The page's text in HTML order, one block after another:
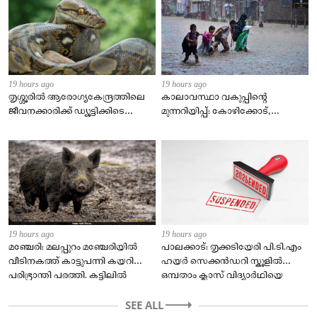
1 year ago
#sports :ദിസ് ടൈം ഫോര്‍ ആഫ്രിക്ക ! ലോക ടെസ്റ്റ്
ചാമ്പ്യൻഷിപ്പ് കിരീടം ദക്ഷിണാഫ്രിക്കയ്ക്ക്.
19 hours ago
തൃശ്ശൂരിൽ ആരോഗ്യകേന്ദ്രത്തിലെ
ജീവനക്കാരിക്ക് ഡ്യൂട്ടിക്കിടെ
19 hours ago
കാലാവസ്ഥാ വകുപ്പിന്റെ
മുന്നറിയിപ്പ്: കോഴിക്കോട്,
ജില്ലകളിൽ റെഡ് അലർട്ട്
19 hours ago
മഞ്ചേരി: മലപ്പുറം മഞ്ചേരിയിൽ
വീടിനകത്ത് കാട്ടുപന്നി കയറി
പരിഭ്രാന്തി പരത്തി. കട്ടിലിൽ
വയസ്സുകാരിയായ പിഞ്ചുകുഞ്ഞ്
19 hours ago
പാലക്കാട്: തൃക്കടിയേരി പി.ടി.എം
ഹയർ സെക്കൻഡറി സ്കൂളിൽ
ഒമ്പതാം ക്ലാസ് വിദ്യാർഥിയെ
ചെയ്തു. സംഭവത്തിൽ പ്രതിഷേധം
SEE ALL